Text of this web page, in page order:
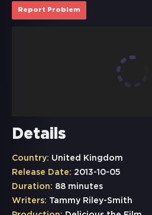
Report Problem
Details
Country: United Kingdom
Release Date: 2013-10-05
Duration: 88 minutes
Writers: Tammy Riley-Smith